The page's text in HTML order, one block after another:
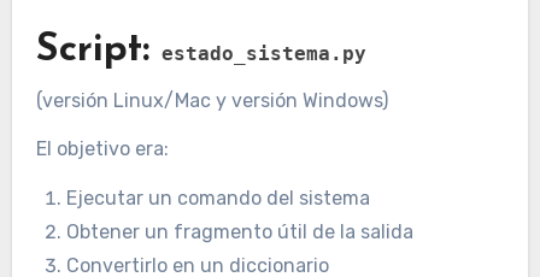
Script: estado_sistema.py
(versión Linux/Mac y versión Windows)
El objetivo era:
Ejecutar un comando del sistema
Obtener un fragmento útil de la salida
Convertirlo en un diccionario